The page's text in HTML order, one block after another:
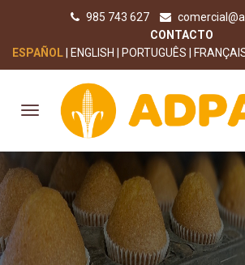
985 743 627
CONTACTO
ESPAÑOL
ENGLISH PORTUGUÊS